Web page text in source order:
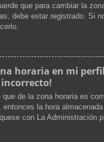
que para cambiar la
debe estar registrado. Si
horaria en mi
que de la zona horaria es
entonces la hora
con La Administración